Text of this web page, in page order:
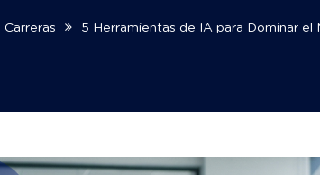
Carreras 5 Herramientas de IA para Dominar el